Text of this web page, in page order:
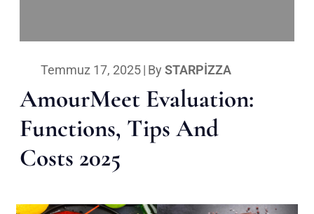
Temmuz 17, 2025| By STARPIZZA
AmourMeet Evaluation:
Functions, Tips And
Costs 2025